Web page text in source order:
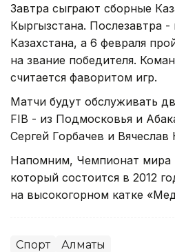
Завтра сыграют сборные
Кыргызстана. Послезавтра
Казахстана, а 6 февраля
на звание победителя.
считается фаворитом игр.
Матчи будут обслуживать
FIB - из Подмосковья и
Сергей Горбачев и Вячеслав
Напомним, Чемпионат мира
который состоится в 2012
на высокогорном катке
Спорт Алматы